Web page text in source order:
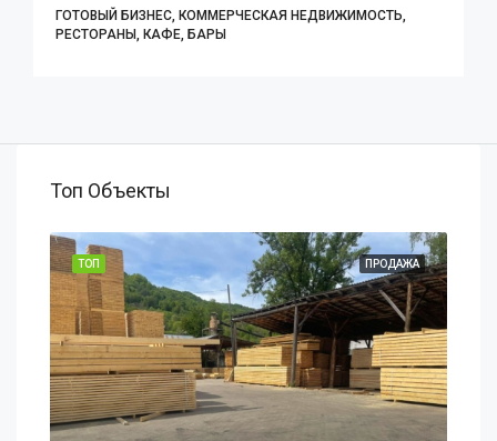
ГОТОВЫЙ БИЗНЕС, КОММЕРЧЕСКАЯ НЕДВИЖИМОСТЬ,
РЕСТОРАНЫ, КАФЕ, БАРЫ
Топ Объекты
ПРОДАЖА
ТОП